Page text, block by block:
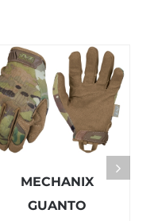
MECHANIX
GUANTO